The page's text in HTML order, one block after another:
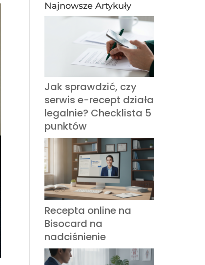
Najnowsze Artykuły
Jak sprawdzić, czy
serwis e-recept działa
legalnie? Checklista 5
punktów
Recepta online na
Bisocard na
nadciśnienie